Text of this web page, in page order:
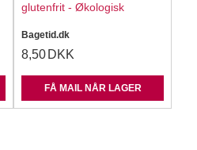
glutenfrit - Økologisk
Bagetid.dk
8,50 DKK
FÅ MAIL NÅR LAGER